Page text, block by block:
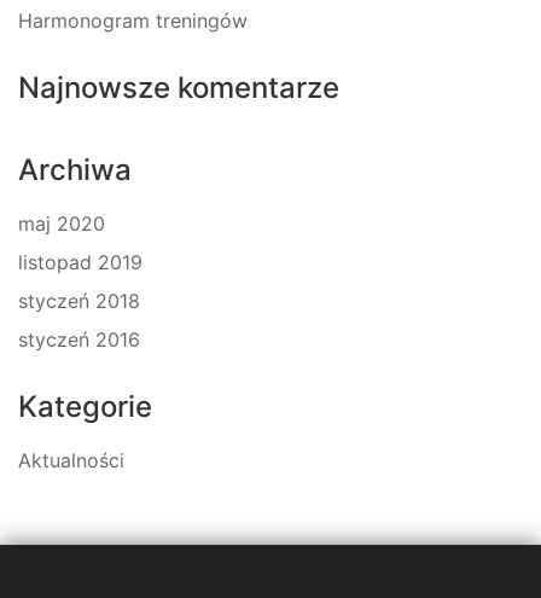
Harmonogram treningów
Najnowsze komentarze
Archiwa
maj 2020
listopad 2019
styczeń 2018
styczeń 2016
Kategorie
Aktualności